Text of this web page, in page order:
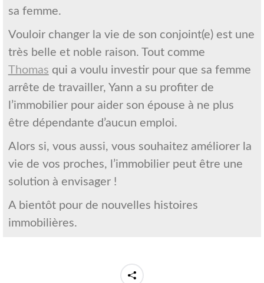
sa femme.
Vouloir changer la vie de son conjoint(e) est une
très belle et noble raison. Tout comme
Thomas qui a voulu investir pour que sa femme
arrête de travailler, Yann a su profiter de
l’immobilier pour aider son épouse à ne plus
être dépendante d’aucun emploi.
Alors si, vous aussi, vous souhaitez améliorer la
vie de vos proches, l’immobilier peut être une
solution à envisager !
A bientôt pour de nouvelles histoires
immobilières.